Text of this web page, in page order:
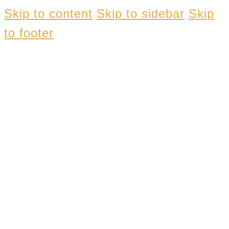
Skip to content Skip to sidebar Skip
to footer